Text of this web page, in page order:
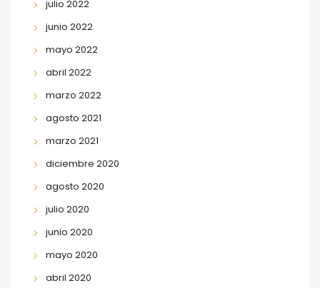
julio 2022
junio 2022
mayo 2022
abril 2022
marzo 2022
agosto 2021
marzo 2021
diciembre 2020
agosto 2020
julio 2020
junio 2020
mayo 2020
abril 2020